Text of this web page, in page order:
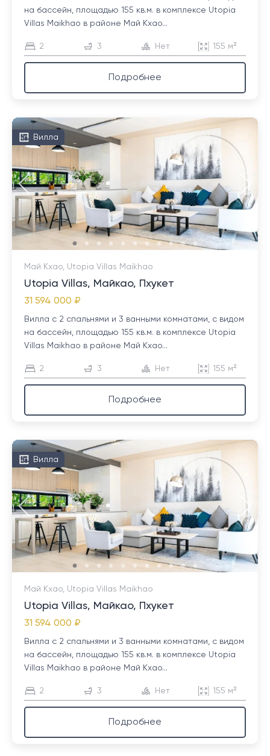
на бассейн, площадью 155 кв.м. в комплексе Utopia
Villas Maikhao в районе Май Кхао...
2 3 Нет 155 м²
Подробнее
Вилла
Май Кхао, Utopia Villas Maikhao
Utopia Villas, Майкао, Пхукет
31 594 000 ₽
Вилла с 2 спальнями и 3 ванными комнатами, с видом
на бассейн, площадью 155 кв.м. в комплексе Utopia
Villas Maikhao в районе Май Кхао...
2 3 Нет 155 м²
Подробнее
Вилла
Май Кхао, Utopia Villas Maikhao
Utopia Villas, Майкао, Пхукет
31 594 000 ₽
Вилла с 2 спальнями и 3 ванными комнатами, с видом
на бассейн, площадью 155 кв.м. в комплексе Utopia
Villas Maikhao в районе Май Кхао...
2 3 Нет 155 м²
Подробнее